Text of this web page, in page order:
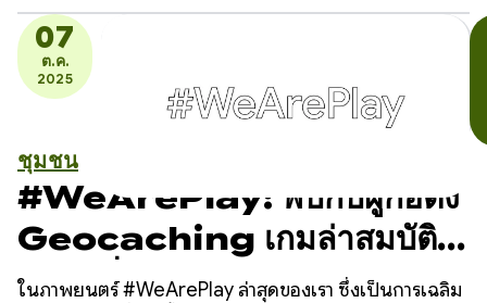
น้อยในไนจีเรีย
07
ต.ค.
2025
ชุมชน
#WeArePlay: พบกับผู้ก่อตั้ง
Geocaching เกมล่าสมบัติ
ดิจิทัลที่มีแคช 3.4 ล้านรายการ
ในภาพยนตร์ #WeArePlay ล่าสุดของเรา ซึ่งเป็นการเฉลิม